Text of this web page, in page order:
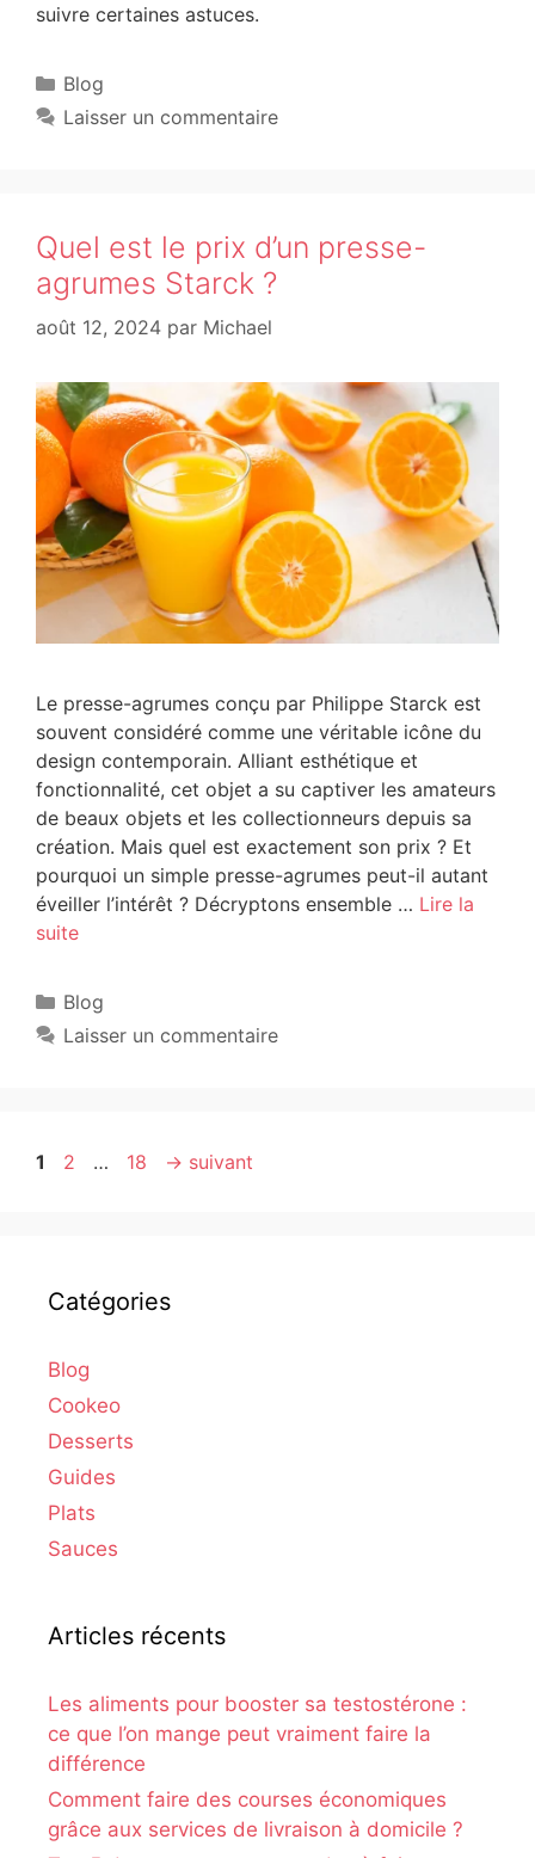
suivre certaines astuces.
Blog
Laisser un commentaire
Quel est le prix d’un presse-
agrumes Starck ?
août 12, 2024 par Michael
Le presse-agrumes conçu par Philippe Starck est
souvent considéré comme une véritable icône du
design contemporain. Alliant esthétique et
fonctionnalité, cet objet a su captiver les amateurs
de beaux objets et les collectionneurs depuis sa
création. Mais quel est exactement son prix ? Et
pourquoi un simple presse-agrumes peut-il autant
éveiller l’intérêt ? Décryptons ensemble … Lire la
suite
Blog
Laisser un commentaire
1 2 … 18 → suivant
Catégories
Blog
Cookeo
Desserts
Guides
Plats
Sauces
Articles récents
Les aliments pour booster sa testostérone :
ce que l’on mange peut vraiment faire la
différence
Comment faire des courses économiques
grâce aux services de livraison à domicile ?